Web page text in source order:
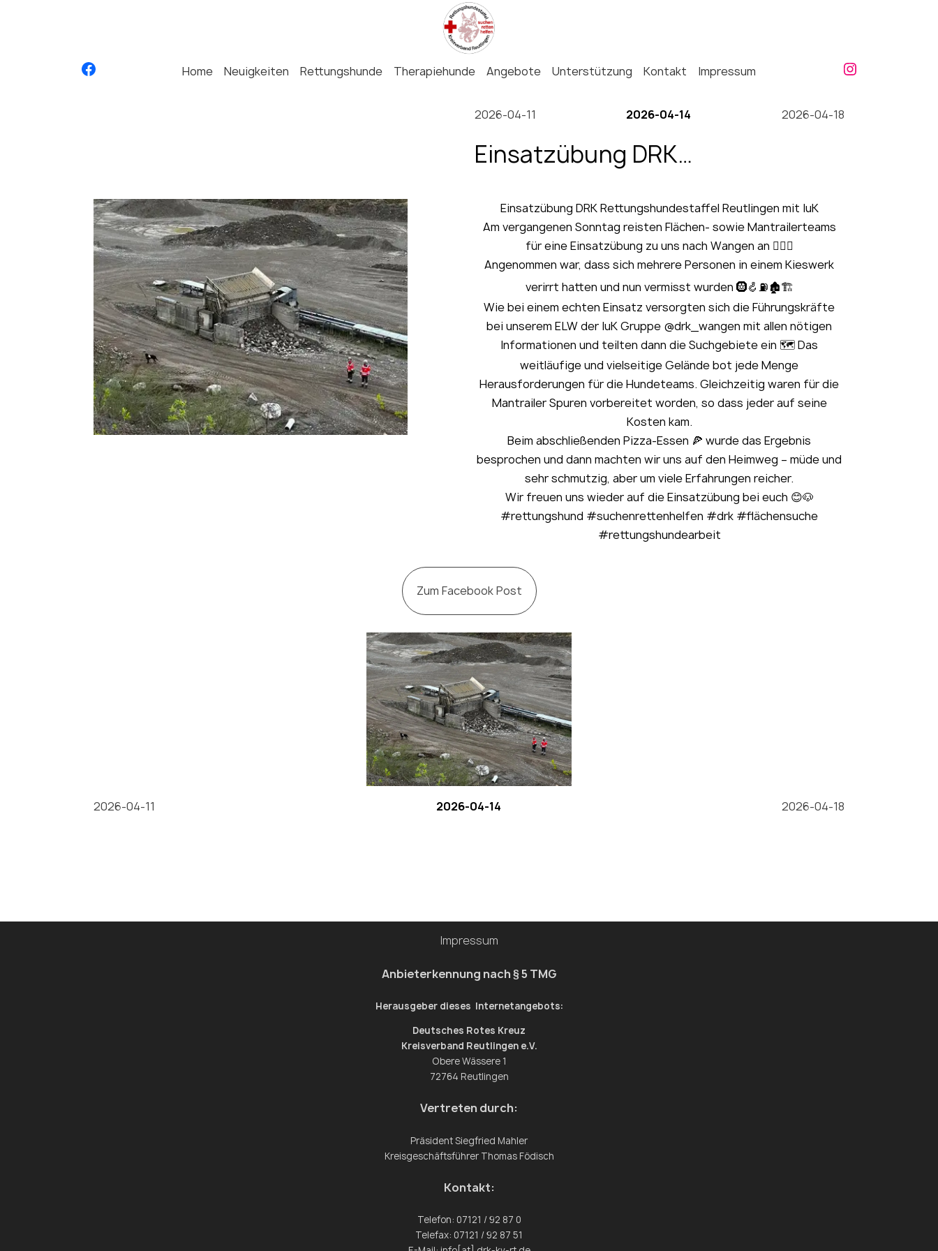
Home Neuigkeiten Rettungshunde Therapiehunde Angebote Unterstützung Kontakt Impressum
2026-04-11 2026-04-14 2026-04-18
Einsatzübung DRK
mit IuK
Einsatzübung DRK Rettungshundestaffel Reutlingen mit IuK
Am vergangenen Sonntag reisten Flächen- sowie Mantrailerteams
für eine Einsatzübung zu uns nach Wangen an 🐕‍🦺🦮
Angenommen war, dass sich mehrere Personen in einem Kieswerk
verirrt hatten und nun vermisst wurden 🛞🪝⛽️🏚️🏗️
Wie bei einem echten Einsatz versorgten sich die Führungskräfte
bei unserem ELW der IuK Gruppe @drk_wangen mit allen nötigen
Informationen und teilten dann die Suchgebiete ein 🗺️ Das
weitläufige und vielseitige Gelände bot jede Menge
Herausforderungen für die Hundeteams. Gleichzeitig waren für die
Mantrailer Spuren vorbereitet worden, so dass jeder auf seine
Kosten kam.
Beim abschließenden Pizza-Essen 🍕 wurde das Ergebnis
besprochen und dann machten wir uns auf den Heimweg – müde und
sehr schmutzig, aber um viele Erfahrungen reicher.
Wir freuen uns wieder auf die Einsatzübung bei euch 😊🐶
#rettungshund #suchenrettenhelfen #drk #flächensuche
#rettungshundearbeit
Zum Facebook Post
2026-04-11 2026-04-14 2026-04-18
Impressum
Anbieterkennung nach § 5 TMG
Herausgeber dieses Internetangebots:
Deutsches Rotes Kreuz
Kreisverband Reutlingen e.V.
Obere Wässere 1
72764 Reutlingen
Vertreten durch:
Präsident Siegfried Mahler
Kreisgeschäftsführer Thomas Födisch
Kontakt:
Telefon: 07121 / 92 87 0
Telefax: 07121 / 92 87 51